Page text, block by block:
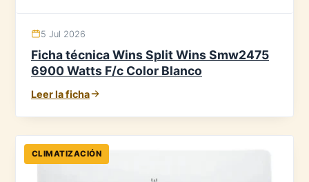
5 Jul 2026
Ficha técnica Wins Split Wins Smw2475
6900 Watts F/c Color Blanco
Leer la ficha
CLIMATIZACIÓN